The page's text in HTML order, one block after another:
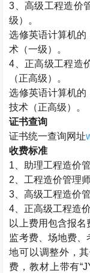
3 、高级工程造价
级）。
选修英语计算机的
术（一级）。
4 、正高级工程造
（正高级）。
选修英语计算机的
技术（正高级）。
证书查询
证书统一查询网址
收费标准
1 、助理工程造价
2 、工程造价管理
3 、高级工程造价
4 、正高级工程造
以上费用包含报名
监考费、场地费、
地可以调整外，
费，教材上带有“